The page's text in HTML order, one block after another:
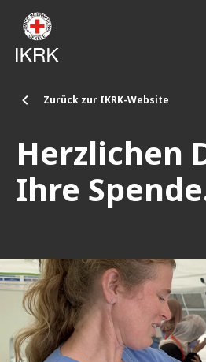
Direkt zum Inhalt
Zurück zur IKRK-Website
Herzlichen
Ihre